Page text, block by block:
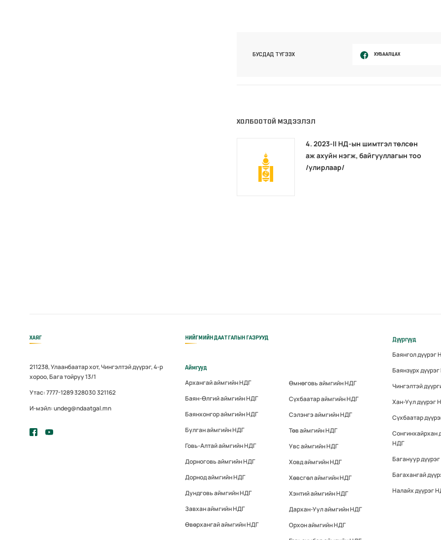
БУСДАД ТҮГЭЭХ ХУВААЛЦАХ
ХОЛБООТОЙ МЭДЭЭЛЭЛ
4. 2023-II НД-ын шимтгэл төлсөн
аж ахуйн нэгж, байгууллагын тоо
/улирлаар/
ХАЯГ
211238, Улаанбаатар хот, Чингэлтэй дүүрэг, 4-р
хороо, Бага тойруу 13/1
Утас: 7777-1289 328030 321162
И-мэйл: undeg@ndaatgal.mn
НИЙГМИЙН ДААТГАЛЫН ГАЗРУУД
Аймгууд
Архангай аймгийн НДГ
Баян-Өлгий аймгийн НДГ
Баянхонгор аймгийн НДГ
Булган аймгийн НДГ
Говь-Алтай аймгийн НДГ
Дорноговь аймгийн НДГ
Дорнод аймгийн НДГ
Дундговь аймгийн НДГ
Завхан аймгийн НДГ
Өвөрхангай аймгийн НДГ
Өмнөговь аймгийн НДГ
Сүхбаатар аймгийн НДГ
Сэлэнгэ аймгийн НДГ
Төв аймгийн НДГ
Увс аймгийн НДГ
Ховд аймгийн НДГ
Хөвсгөл аймгийн НДГ
Хэнтий аймгийн НДГ
Дархан-Уул аймгийн НДГ
Орхон аймгийн НДГ
Дүүргүүд
Баянгол дүүрэг
Баянзүрх
Чингэлтэй
Хан-Уул дүүрэг
Сүхбаатар
Сонгинхайрхан
НДГ
Багануур
Багахангай
Налайх дүүрэг